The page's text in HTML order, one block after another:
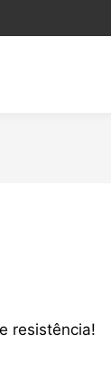
resistência!